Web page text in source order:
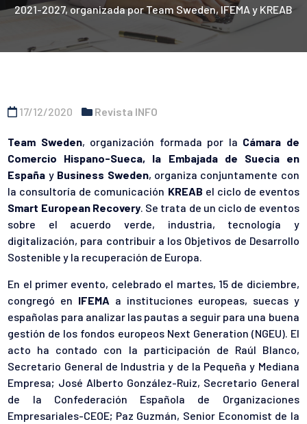
2021-2027, organizada por Team Sweden, IFEMA y KREAB
17/12/2020 Revista INFO
Team Sweden, organización formada por la Cámara de
Comercio Hispano-Sueca, la Embajada de Suecia en
España y Business Sweden, organiza conjuntamente con
la consultoría de comunicación KREAB el ciclo de eventos
Smart European Recovery. Se trata de un ciclo de eventos
sobre el acuerdo verde, industria, tecnología y
digitalización, para contribuir a los Objetivos de Desarrollo
Sostenible y la recuperación de Europa.
En el primer evento, celebrado el martes, 15 de diciembre,
congregó en IFEMA a instituciones europeas, suecas y
españolas para analizar las pautas a seguir para una buena
gestión de los fondos europeos Next Generation (NGEU). El
acto ha contado con la participación de Raúl Blanco,
Secretario General de Industria y de la Pequeña y Mediana
Empresa; José Alberto González-Ruiz, Secretario General
de la Confederación Española de Organizaciones
Empresariales-CEOE; Paz Guzmán, Senior Economist de la